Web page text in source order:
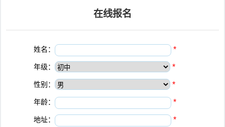
在线报名
姓名： *
年级： *
性别： *
年龄： *
地址： *